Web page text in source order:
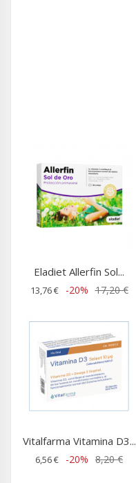
Eladiet Allerfin Sol...
13,76 € -20% 17,20 €
Vitalfarma Vitamina D3...
6,56 € -20% 8,20 €